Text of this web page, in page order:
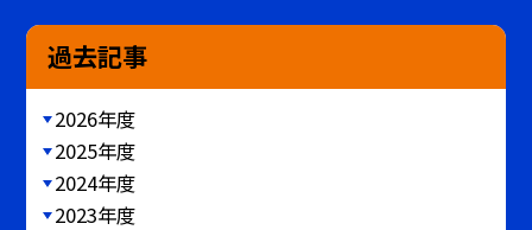
過去記事
2026年度
2025年度
2024年度
2023年度